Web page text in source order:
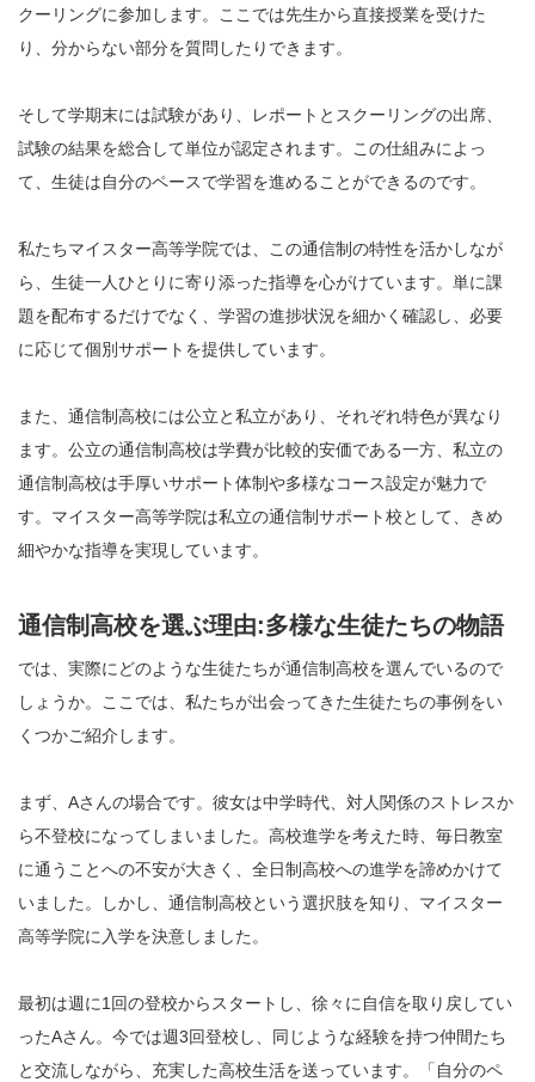
クーリングに参加します。ここでは先生から直接授業を受けた
り、分からない部分を質問したりできます。
そして学期末には試験があり、レポートとスクーリングの出席、
試験の結果を総合して単位が認定されます。この仕組みによっ
て、生徒は自分のペースで学習を進めることができるのです。
私たちマイスター高等学院では、この通信制の特性を活かしなが
ら、生徒一人ひとりに寄り添った指導を心がけています。単に課
題を配布するだけでなく、学習の進捗状況を細かく確認し、必要
に応じて個別サポートを提供しています。
また、通信制高校には公立と私立があり、それぞれ特色が異なり
ます。公立の通信制高校は学費が比較的安価である一方、私立の
通信制高校は手厚いサポート体制や多様なコース設定が魅力で
す。マイスター高等学院は私立の通信制サポート校として、きめ
細やかな指導を実現しています。
通信制高校を選ぶ理由:多様な生徒たちの物語
では、実際にどのような生徒たちが通信制高校を選んでいるので
しょうか。ここでは、私たちが出会ってきた生徒たちの事例をい
くつかご紹介します。
まず、Aさんの場合です。彼女は中学時代、対人関係のストレスか
ら不登校になってしまいました。高校進学を考えた時、毎日教室
に通うことへの不安が大きく、全日制高校への進学を諦めかけて
いました。しかし、通信制高校という選択肢を知り、マイスター
高等学院に入学を決意しました。
最初は週に1回の登校からスタートし、徐々に自信を取り戻してい
ったAさん。今では週3回登校し、同じような経験を持つ仲間たち
と交流しながら、充実した高校生活を送っています。「自分のペ